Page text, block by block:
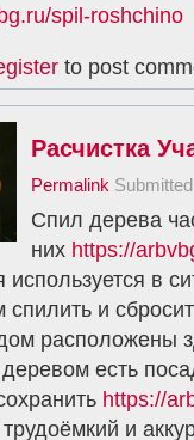
spil-roshchino
to post
Расчистка
Permalink
Спил дерева
них https://
используется в
и
расположены
есть
https://
и